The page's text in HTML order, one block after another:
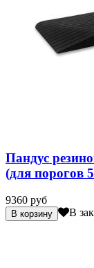
Пандус
(для порогов
9360 руб
В